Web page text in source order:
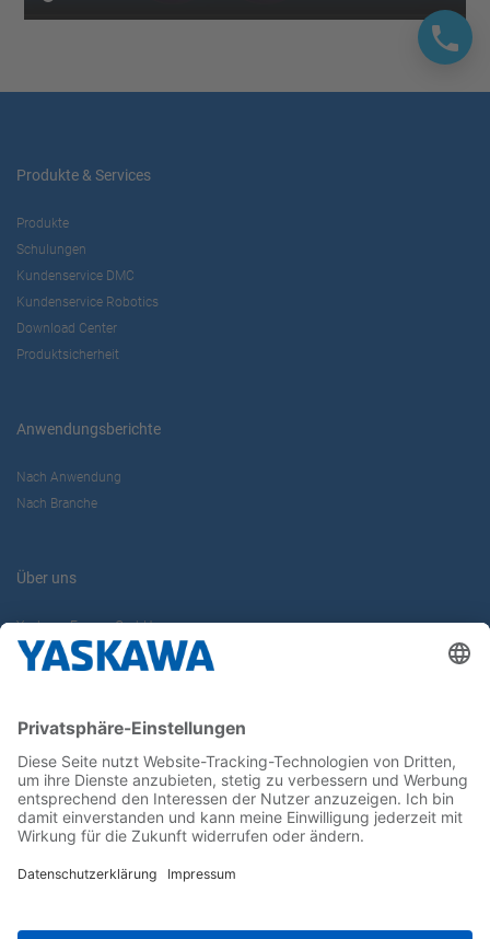
Produkte & Services
Produkte
Schulungen
Kundenservice DMC
Kundenservice Robotics
Download Center
Produktsicherheit
Anwendungsberichte
Nach Anwendung
Nach Branche
Über uns
Yaskawa Europe GmbH
Karriere
Newsletter
Follow us on...